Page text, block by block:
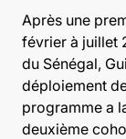
Après une
février à juillet
du Sénégal,
déploiement
programme a
deuxième